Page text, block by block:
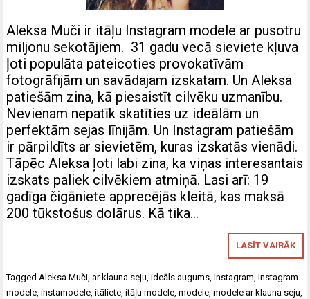
Aleksa Muči ir itāļu Instagram modele ar pusotru
miljonu sekotājiem. 31 gadu vecā sieviete kļuva
ļoti populāta pateicoties provokatīvām
fotogrāfijām un savādajam izskatam. Un Aleksa
patiešām zina, kā piesaistīt cilvēku uzmanību.
Nevienam nepatīk skatīties uz ideālām un
perfektām sejas līnijām. Un Instagram patiešām
ir pārpildīts ar sievietēm, kuras izskatās vienādi.
Tāpēc Aleksa ļoti labi zina, ka viņas interesantais
izskats paliek cilvēkiem atmiņā. Lasi arī: 19
gadīga čigāniete apprecējās kleitā, kas maksā
200 tūkstošus dolārus. Kā tika…
LASĪT VAIRĀK
Tagged Aleksa Muči ,ar klauna seju ,ideāls augums ,Instagram ,Instagram
modele ,instamodele ,itāliete ,itāļu modele ,modele ,modele ar klauna seju